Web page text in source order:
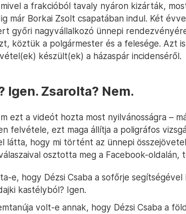
a frakcióból tavaly nyáron kizárták,
már Borkai Zsolt csapatában indul. Két
győri nagyvállalkozó ünnepi
köztük a polgármester és a felesége. Azt
készült(ek) a házaspár incidenséről.
Igen. Zsarolta? Nem.
ezt a videót hozta most nyilvánosságra –
felvétele, ezt maga állítja a poligráfos
látta, hogy mi történt az ünnepi
osztotta meg a Facebook-
e, hogy Dézsi Csaba a sofőrje segítségével
kastélyból? Igen.
volt-e annak, hogy Dézsi Csaba a